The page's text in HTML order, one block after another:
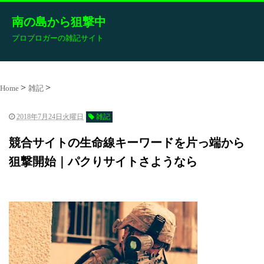
南の島から狙撃中
プロブロガーの雑記サイト
Home 雑記
2018年7月24日火曜日 雑記
競合サイトの生命線キーワードを片っ端から
狙撃開始｜パクりサイトさようなら